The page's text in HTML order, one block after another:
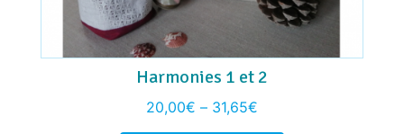
Harmonies 1 et 2
20,00€ – 31,65€